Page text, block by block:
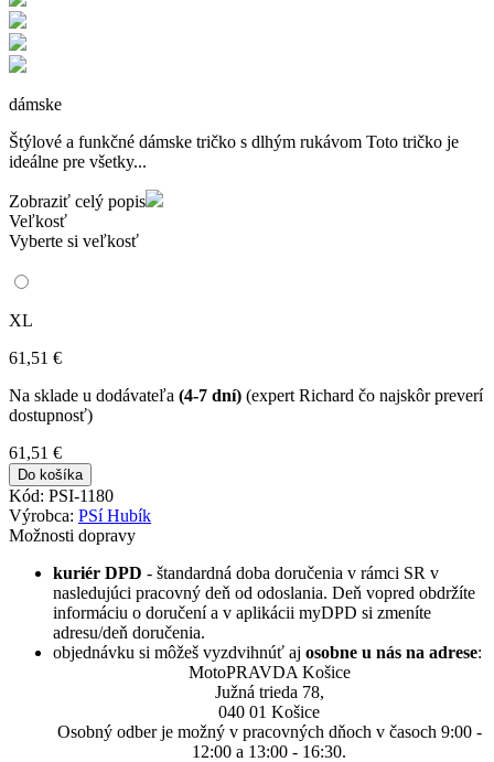
dámske
Štýlové a funkčné dámske tričko s dlhým rukávom Toto tričko je
ideálne pre všetky...
Zobraziť celý popis
Veľkosť
Vyberte si veľkosť
XL
61 ,51 €
Na sklade u dodávateľa (4-7 dní) (expert Richard čo najskôr preverí
dostupnosť)
61 ,51 €
Do košíka
Kód: PSI-1180
Výrobca: PSí Hubík
Možnosti dopravy
kuriér DPD - štandardná doba doručenia v rámci SR v
nasledujúci pracovný deň od odoslania. Deň vopred obdržíte
informáciu o doručení a v aplikácii myDPD si zmeníte
adresu/deň doručenia.
objednávku si môžeš vyzdvihnúť aj osobne u nás na adrese:
MotoPRAVDA Košice
Južná trieda 78,
040 01 Košice
Osobný odber je možný v pracovných dňoch v časoch 9:00 -
12:00 a 13:00 - 16:30.